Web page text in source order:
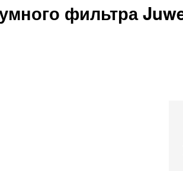
фильтра